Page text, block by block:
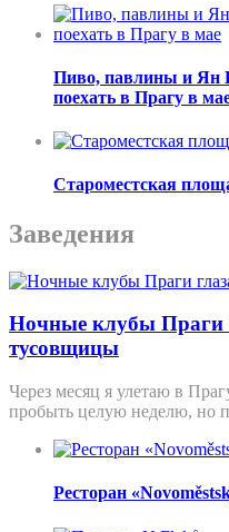
Пиво, павлины и Ян
поехать в Прагу в
Староместская
Заведения
Ночные клубы Праги
тусовщицы
Через месяц я улетаю в
пробыть целую неделю, но
Ресторан